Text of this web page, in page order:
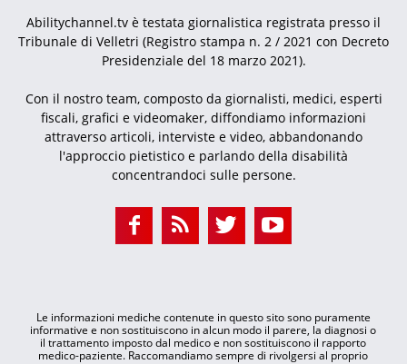
Abilitychannel.tv è testata giornalistica registrata presso il
Tribunale di Velletri (Registro stampa n. 2 / 2021 con Decreto
Presidenziale del 18 marzo 2021).
Con il nostro team, composto da giornalisti, medici, esperti
fiscali, grafici e videomaker, diffondiamo informazioni
attraverso articoli, interviste e video, abbandonando
l'approccio pietistico e parlando della disabilità
concentrandoci sulle persone.
Le informazioni mediche contenute in questo sito sono puramente
informative e non sostituiscono in alcun modo il parere, la diagnosi o
il trattamento imposto dal medico e non sostituiscono il rapporto
medico-paziente. Raccomandiamo sempre di rivolgersi al proprio